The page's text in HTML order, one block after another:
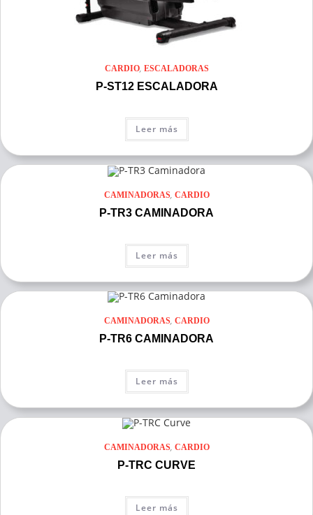
CARDIO, ESCALADORAS
P-ST12 ESCALADORA
Leer más
CAMINADORAS, CARDIO
P-TR3 CAMINADORA
Leer más
CAMINADORAS, CARDIO
P-TR6 CAMINADORA
Leer más
CAMINADORAS, CARDIO
P-TRC CURVE
Leer más